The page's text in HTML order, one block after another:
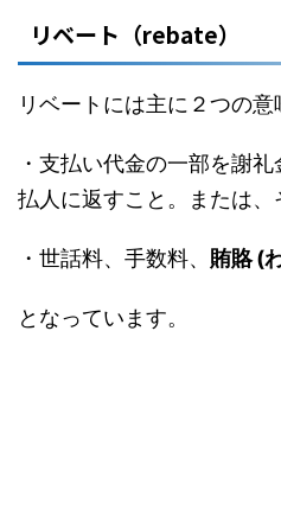
リベート（rebate）
リベートには主に２つの意
・支払い代金の一部を謝
払人に返すこと。または、
・世話料、手数料、 賄賂 (
となっています。